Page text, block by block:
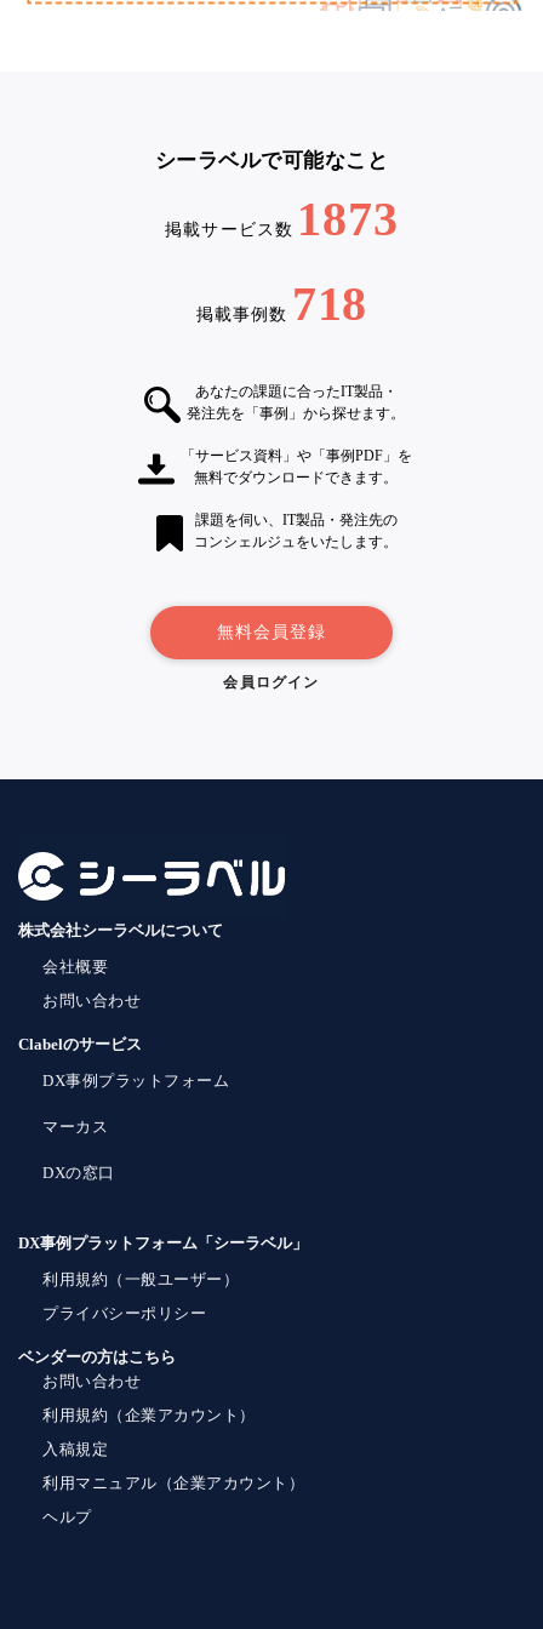
シーラベルで可能なこと
掲載サービス数 1873
掲載事例数 718
あなたの課題に合ったIT製品・
発注先を「事例」から探せます。
「サービス資料」や「事例PDF」を
無料でダウンロードできます。
課題を伺い、IT製品・発注先の
コンシェルジュをいたします。
無料会員登録
会員ログイン
株式会社シーラベルについて
会社概要
お問い合わせ
Clabelのサービス
DX事例プラットフォーム
マーカス
DXの窓口
DX事例プラットフォーム「シーラベル」
利用規約（一般ユーザー）
プライバシーポリシー
ベンダーの方はこちら
お問い合わせ
利用規約（企業アカウント）
入稿規定
利用マニュアル（企業アカウント）
ヘルプ